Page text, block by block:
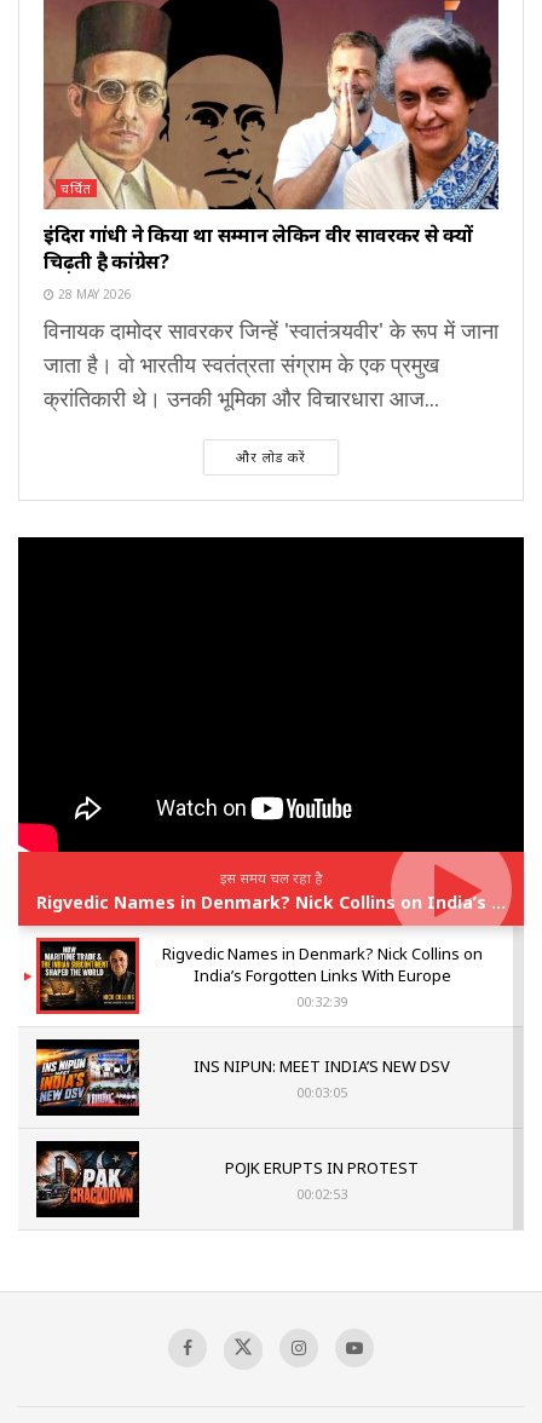
चर्चित
इंदिरा गांधी ने किया था सम्मान लेकिन वीर सावरकर से क्यों
चिढ़ती है कांग्रेस?
28 MAY 2026
विनायक दामोदर सावरकर जिन्हें 'स्वातंत्र्यवीर' के रूप में जाना
जाता है। वो भारतीय स्वतंत्रता संग्राम के एक प्रमुख
क्रांतिकारी थे। उनकी भूमिका और विचारधारा आज...
और लोड करें
इस समय चल रहा है
Rigvedic Names in Denmark? Nick Collins on India’s Forgotten Links With Europe
Rigvedic Names in Denmark? Nick Collins on
India’s Forgotten Links With Europe
00:32:39
INS NIPUN: MEET INDIA’S NEW DSV
00:03:05
POJK ERUPTS IN PROTEST
00:02:53
Sagar